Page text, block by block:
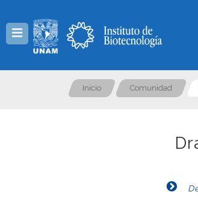
Inicio Comunidad